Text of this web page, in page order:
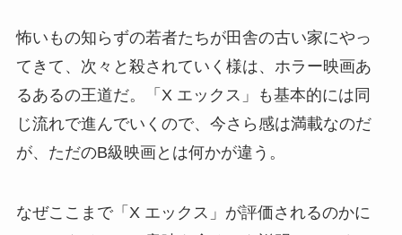
怖いもの知らずの若者たちが田舎の古い家にやっ
てきて、次々と殺されていく様は、ホラー映画あ
るあるの王道だ。「X エックス」も基本的には同
じ流れで進んでいくので、今さら感は満載なのだ
が、ただのB級映画とは何かが違う。
なぜここまで「X エックス」が評価されるのかに